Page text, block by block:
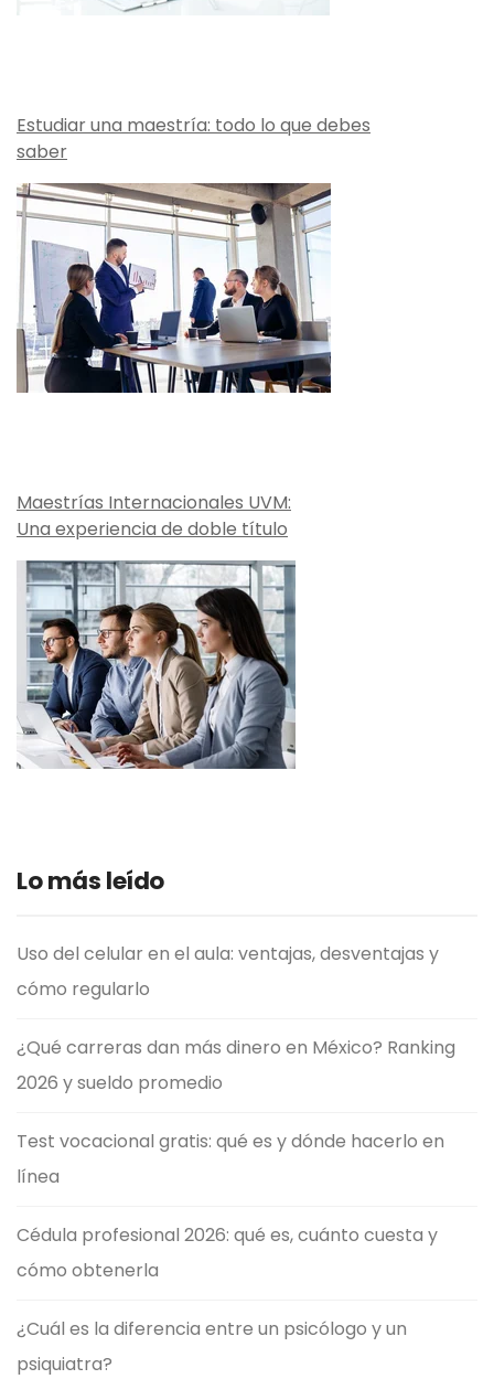
Estudiar una maestría: todo lo que debes
saber
Maestrías Internacionales UVM:
Una experiencia de doble título
Lo más leído
Uso del celular en el aula: ventajas, desventajas y
cómo regularlo
¿Qué carreras dan más dinero en México? Ranking
2026 y sueldo promedio
Test vocacional gratis: qué es y dónde hacerlo en
línea
Cédula profesional 2026: qué es, cuánto cuesta y
cómo obtenerla
¿Cuál es la diferencia entre un psicólogo y un
psiquiatra?